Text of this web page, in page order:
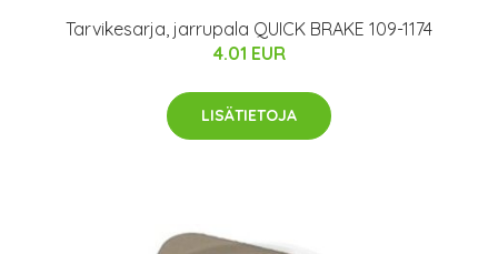
Tarvikesarja, jarrupala QUICK BRAKE 109-1174
4.01 EUR
LISÄTIETOJA